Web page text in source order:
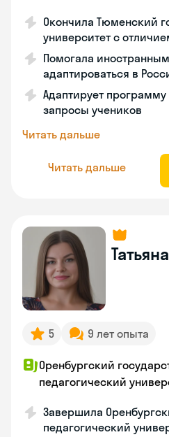
Окончила Тюменский
университет с
Помогала
адаптироваться в
Адаптирует
запросы учеников
Читать дальше
Читать дальше
Татьяна
5 9 лет опыта
Оренбургский
педагогический
Завершила
педагогический